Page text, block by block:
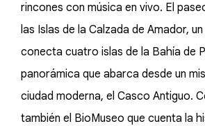
rincones con música en vivo. El
las Islas de la Calzada de Amador,
conecta cuatro islas de la Bahía de
panorámica que abarca desde un
ciudad moderna, el Casco Antiguo.
también el BioMuseo que cuenta la